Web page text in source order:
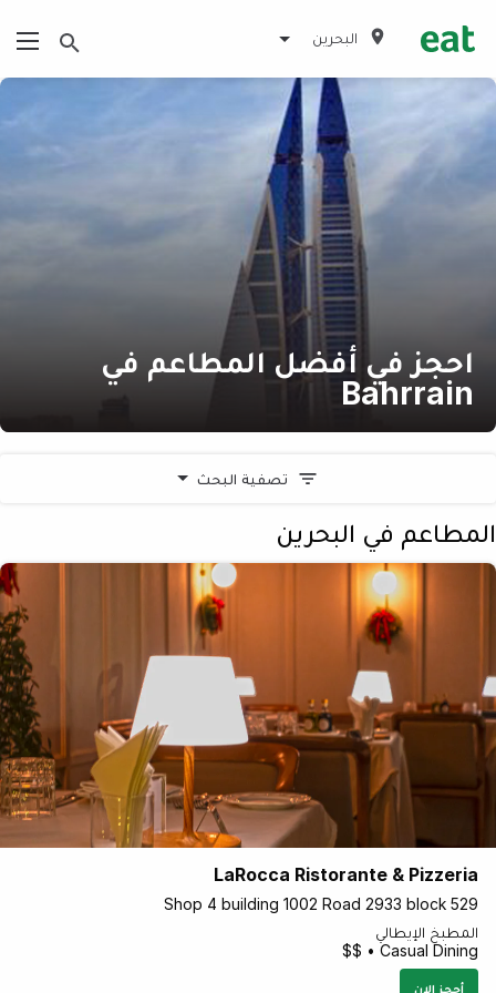
البحرين
احجز في أفضل المطاعم في
Bahrrain
تصفية البحث
المطاعم في البحرين
LaRocca Ristorante & Pizzeria
Shop 4 building 1002 Road 2933 block 529
المطبخ الإيطالي
Casual Dining • $$
أحجز الان